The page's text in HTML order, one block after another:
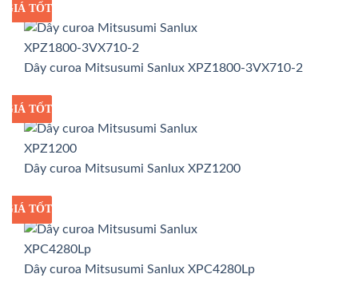
GIÁ SỈ
GIÁ TỐT
Dây curoa Mitsusumi Sanlux XPZ1800-3VX710-2
GIÁ SỈ
GIÁ TỐT
Dây curoa Mitsusumi Sanlux XPZ1200
GIÁ SỈ
GIÁ TỐT
Dây curoa Mitsusumi Sanlux XPC4280Lp